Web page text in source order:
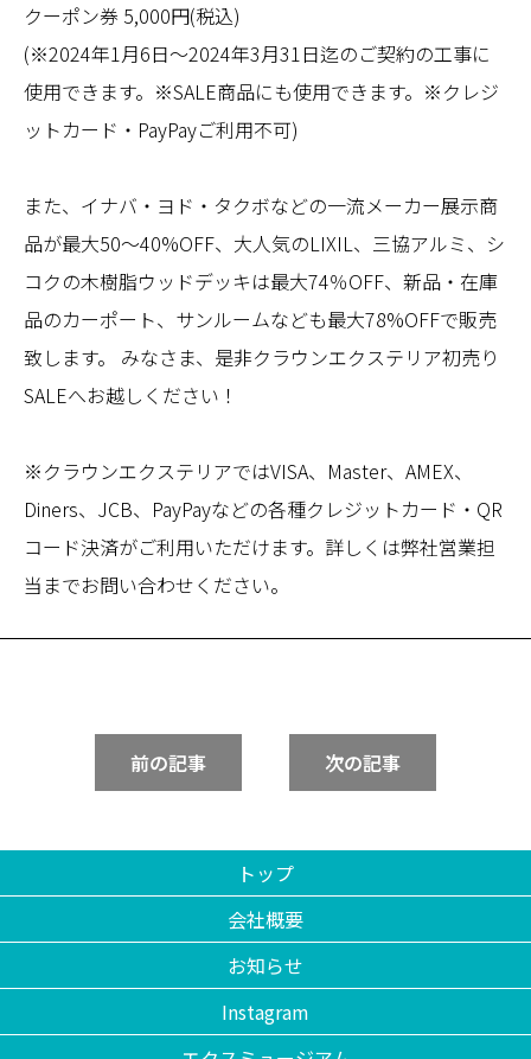
クーポン券 5,000円(税込)
(※2024年1月6日～2024年3月31日迄のご契約の工事に
使用できます。※SALE商品にも使用できます。※クレジ
ットカード・PayPayご利用不可)
また、イナバ・ヨド・タクボなどの一流メーカー展示商
品が最大50～40%OFF、大人気のLIXIL、三協アルミ、シ
コクの木樹脂ウッドデッキは最大74％OFF、新品・在庫
品のカーポート、サンルームなども最大78%OFFで販売
致します。 みなさま、是非クラウンエクステリア初売り
SALEへお越しください！
※クラウンエクステリアではVISA、Master、AMEX、
Diners、JCB、PayPayなどの各種クレジットカード・QR
コード決済がご利用いただけます。詳しくは弊社営業担
当までお問い合わせください。
前の記事 次の記事
トップ
会社概要
お知らせ
Instagram